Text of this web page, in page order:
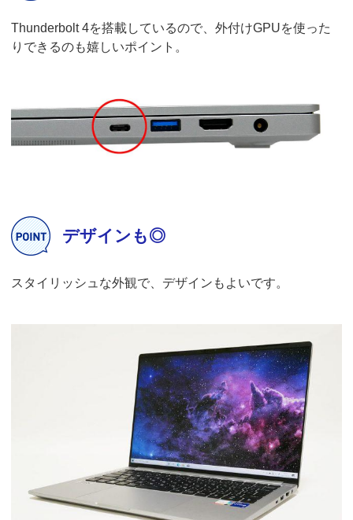
Thunderbolt 4を搭載しているので、外付けGPUを使った
りできるのも嬉しいポイント。
デザインも◎
スタイリッシュな外観で、デザインもよいです。